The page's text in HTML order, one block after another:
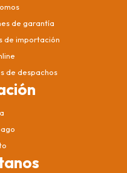
de garantía
de importación
de despachos